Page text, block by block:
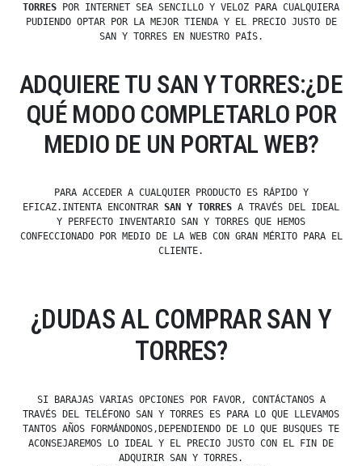
TORRES POR INTERNET SEA SENCILLO Y VELOZ PARA CUALQUIERA
PUDIENDO OPTAR POR LA MEJOR TIENDA Y EL PRECIO JUSTO DE
SAN Y TORRES EN NUESTRO PAÍS.
ADQUIERE TU SAN Y TORRES:¿DE
QUÉ MODO COMPLETARLO POR
MEDIO DE UN PORTAL WEB?
PARA ACCEDER A CUALQUIER PRODUCTO ES RÁPIDO Y
EFICAZ.INTENTA ENCONTRAR SAN Y TORRES A TRAVÉS DEL IDEAL
Y PERFECTO INVENTARIO SAN Y TORRES QUE HEMOS
CONFECCIONADO POR MEDIO DE LA WEB CON GRAN MÉRITO PARA EL
CLIENTE.
¿DUDAS AL COMPRAR SAN Y
TORRES?
SI BARAJAS VARIAS OPCIONES POR FAVOR, CONTÁCTANOS A
TRAVÉS DEL TELÉFONO SAN Y TORRES ES PARA LO QUE LLEVAMOS
TANTOS AÑOS FORMÁNDONOS,DEPENDIENDO DE LO QUE BUSQUES TE
ACONSEJAREMOS LO IDEAL Y EL PRECIO JUSTO CON EL FIN DE
ADQUIRIR SAN Y TORRES.